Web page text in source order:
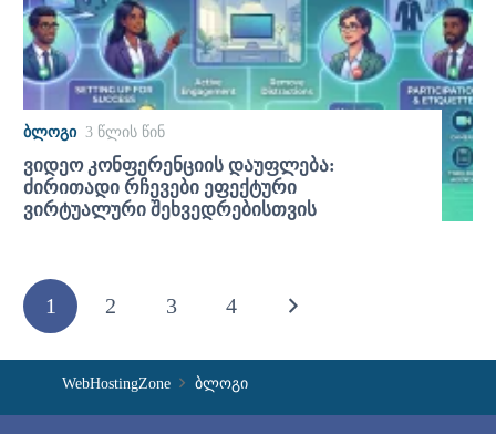
ᲑᲚᲝᲒᲘ 3 წლის წინ
ვიდეო კონფერენციის დაუფლება:
ძირითადი რჩევები ეფექტური
ვირტუალური შეხვედრებისთვის
1 2 3 4
WebHostingZone ბლოგი